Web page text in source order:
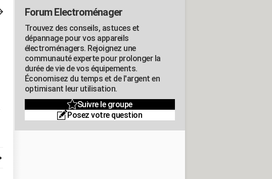
Forum Electroménager
Trouvez des conseils, astuces et
dépannage pour vos appareils
électroménagers. Rejoignez une
communauté experte pour prolonger la
durée de vie de vos équipements.
Économisez du temps et de l'argent en
optimisant leur utilisation.
Suivre le groupe
Posez votre question